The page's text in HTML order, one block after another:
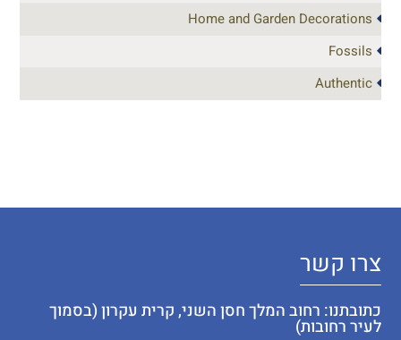
Home and Garden Decorations
Fossils
Authentic
צרו קשר
כתובתנו: רחוב המלך חסן השני, קרית עקרון (בסמוך
לעיר רחובות)